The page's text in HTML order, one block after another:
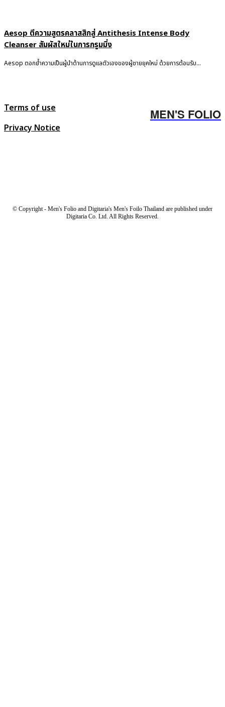
Aesop ตีความสูตรคลาสสิกสู่ Antithesis Intense Body
Cleanser สัมผัสใหม่ในการกรูมมิ่ง
Aesop ตอกย้ำความเป็นผู้นำด้านการดูแลตัวเองของผู้ชายยุคใหม่ ด้วยการต้อนรับ...
Terms of use
Privacy Notice
MEN'S FOLIO
© Copyright - Men's Folio and Digitaria's Men's Foilo Thailand are published under
Digitaria Co. Ltd. All Rights Reserved.